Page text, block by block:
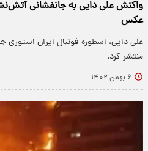
واکنش علی دایی به جانفشانی
عکس
علی دایی، اسطوره فوتبال ایران
منتشر کرد.
۶ بهمن ۱۴۰۲